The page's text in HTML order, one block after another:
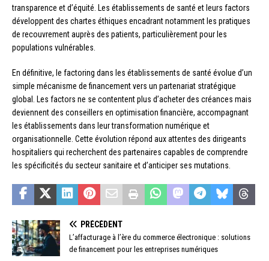
transparence et d’équité. Les établissements de santé et leurs factors
développent des chartes éthiques encadrant notamment les pratiques
de recouvrement auprès des patients, particulièrement pour les
populations vulnérables.
En définitive, le factoring dans les établissements de santé évolue d’un
simple mécanisme de financement vers un partenariat stratégique
global. Les factors ne se contentent plus d’acheter des créances mais
deviennent des conseillers en optimisation financière, accompagnant
les établissements dans leur transformation numérique et
organisationnelle. Cette évolution répond aux attentes des dirigeants
hospitaliers qui recherchent des partenaires capables de comprendre
les spécificités du secteur sanitaire et d’anticiper ses mutations.
PRÉCÉDENT
L’affacturage à l’ère du commerce électronique : solutions
de financement pour les entreprises numériques